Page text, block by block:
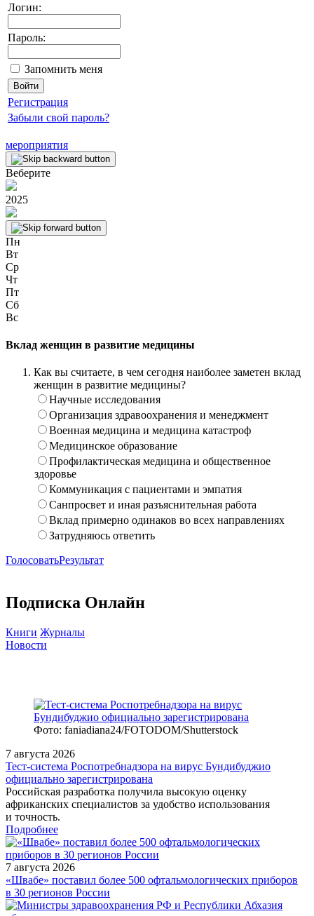
Логин:
Пароль:
Запомнить меня
Регистрация
Забыли свой пароль?
мероприятия
Веберите
2025
Пн
Вт
Ср
Чт
Пт
Сб
Вс
Вклад женщин в развитие медицины
Как вы считаете, в чем сегодня наиболее заметен вклад
женщин в развитие медицины?
Научные исследования
Организация здравоохранения и менеджмент
Военная медицина и медицина катастроф
Медицинское образование
Профилактическая медицина и общественное
здоровье
Коммуникация с пациентами и эмпатия
Санпросвет и иная разъяснительная работа
Вклад примерно одинаков во всех направлениях
Затрудняюсь ответить
ГолосоватьРезультат
Подписка Онлайн
Книги Журналы
Новости
Фото: faniadiana24/FOTODOM/Shutterstock
7 августа 2026
Тест‑система Роспотребнадзора на вирус Бундибуджио
официально зарегистрирована
Российская разработка получила высокую оценку
африканских специалистов за удобство использования
и точность.
Подробнее
7 августа 2026
«Швабе» поставил более 500 офтальмологических приборов
в 30 регионов России